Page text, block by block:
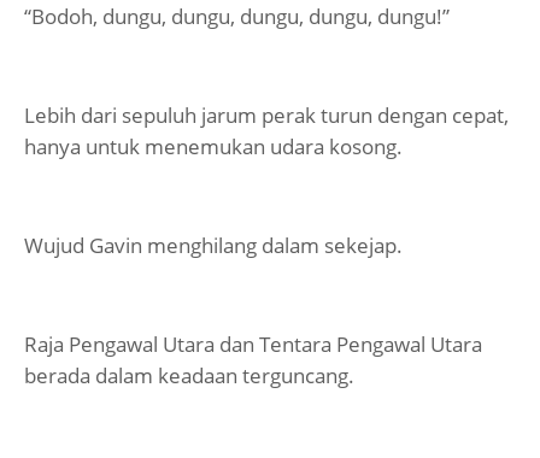
“Bodoh, dungu, dungu, dungu, dungu, dungu!”
Lebih dari sepuluh jarum perak turun dengan cepat,
hanya untuk menemukan udara kosong.
Wujud Gavin menghilang dalam sekejap.
Raja Pengawal Utara dan Tentara Pengawal Utara
berada dalam keadaan terguncang.